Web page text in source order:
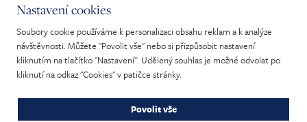
Pracovní nabídky
Nabídka nepotřebného majetku
Prohlášení o přístupnosti|Cookies
Nastavení cookies
Soubory cookie používáme k personalizaci obsahu reklam a k analýze
návštěvnosti. Můžete "Povolit vše" nebo si přizpůsobit nastavení
kliknutím na tlačítko "Nastavení". Udělený souhlas je možné odvolat po
kliknutí na odkaz "Cookies" v patičce stránky.
Povolit vše